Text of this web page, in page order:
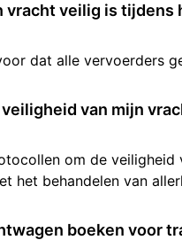
vracht veilig is tijdens
dat alle vervoerders
van mijn
om de
het behandelen van
boeken voor